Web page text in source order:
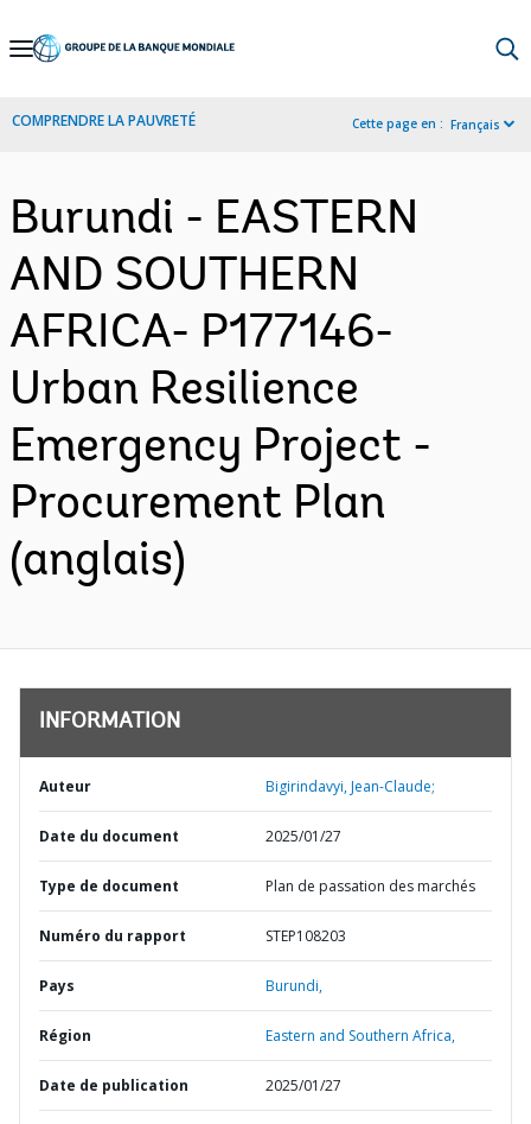
Skip
Navigation
COMPRENDRE LA PAUVRETÉ Cette page en : Français
Burundi - EASTERN
AND SOUTHERN
AFRICA- P177146-
Urban Resilience
Emergency Project -
Procurement Plan
(anglais)
INFORMATION
Auteur Bigirindavyi, Jean-Claude;
Date du document 2025/01/27
Type de document Plan de passation des marchés
Numéro du rapport STEP108203
Pays Burundi,
Région Eastern and Southern Africa,
Date de publication 2025/01/27